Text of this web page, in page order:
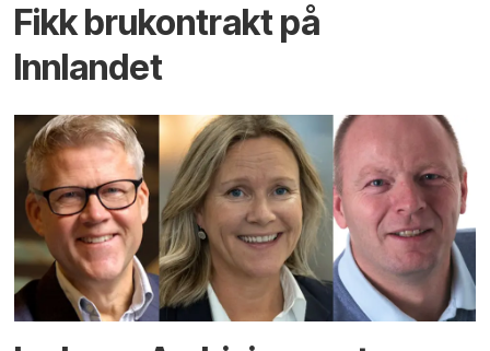
Fikk brukontrakt på
Innlandet